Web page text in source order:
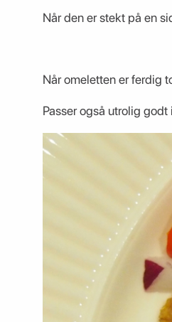
Når den er stekt på en
Når omeletten er ferdig
Passer også utrolig godt